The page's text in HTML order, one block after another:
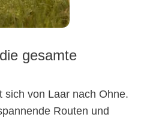
gesamte
sich von Laar nach Ohne.
Routen und